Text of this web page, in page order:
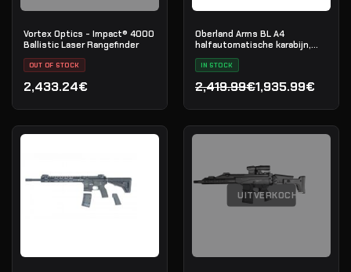
Vortex Optics - Impact® 4000
Ballistic Laser Rangefinder
OUT OF STOCK
2,433.24€
Oberland Arms BL A4
halfautomatische karabijn,
.223 Rem
IN STOCK
2,419.99€
Oorspronkelijke prijs
1,935.99€
Huidige prijs is:
UITVERKOCHT